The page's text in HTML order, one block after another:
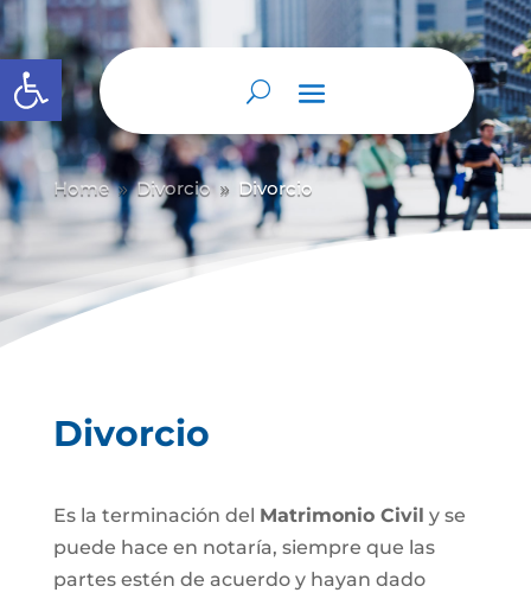
Abrir barra de herramientas
Home 9 Divorcio 9 Divorcio
Divorcio
Es la terminación del Matrimonio Civil y se
puede hace en notaría, siempre que las
partes estén de acuerdo y hayan dado